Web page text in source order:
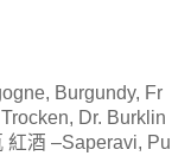
Burgundy, Fr
Dr. Burklin
紅酒 –Saperavi, Pu